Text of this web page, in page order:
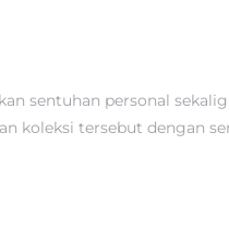
sentuhan personal
koleksi tersebut dengan